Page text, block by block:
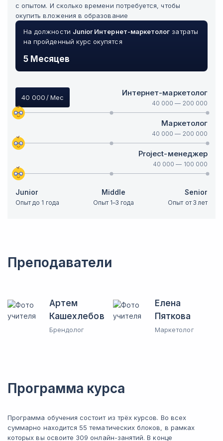
с опытом. И сколько времени потребуется, чтобы
окупить вложения в образование
На должности Junior Интернет-маркетолог затраты
на пройденный курс окупятся
5 Месяцев
40 000 / Мес Интернет-маркетолог
40 000 — 200 000
Маркетолог
40 000 — 200 000
Project-менеджер
40 000 — 100 000
Junior
Опыт до 1 года
Middle
Опыт 1–3 года
Senior
Опыт от 3 лет
Преподаватели
Артем
Кашехлебов
Брендолог
Елена
Пяткова
Маркетолог
Программа курса
Программа обучения состоит из трёх курсов. Во всех
суммарно находится 55 тематических блоков, в рамках
которых вы освоите 309 онлайн-занятий. В конце